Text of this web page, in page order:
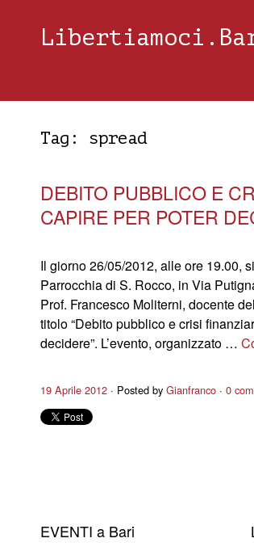
Tag: spread
DEBITO PUBBLICO E
CAPIRE PER POTER
Il giorno 26/05/2012, alle ore 19.00,
Parrocchia di S. Rocco, in Via
Prof. Francesco Moliterni, docente
titolo “Debito pubblico e crisi
decidere”. L’evento, organizzato …
19 Aprile 2012 Posted by Gianfranco 0
EVENTI a Bari